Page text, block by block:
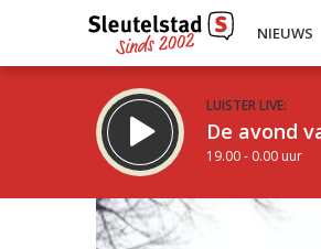
NIEUWS
LUISTER LIVE:
De avond
19.00 - 0.00 uur